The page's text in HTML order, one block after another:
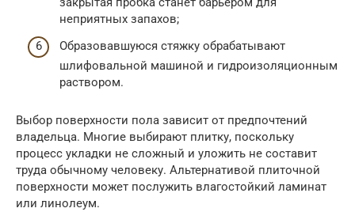
неприятных запахов;
Образовавшуюся стяжку обрабатывают
шлифовальной машиной и гидроизоляционным
раствором.
Выбор поверхности пола зависит от предпочтений
владельца. Многие выбирают плитку, поскольку
процесс укладки не сложный и уложить не составит
труда обычному человеку. Альтернативой плиточной
поверхности может послужить влагостойкий ламинат
или линолеум.